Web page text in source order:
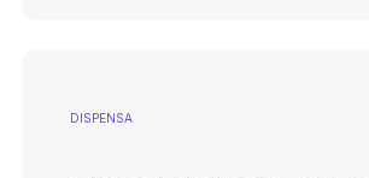
DISPENSA